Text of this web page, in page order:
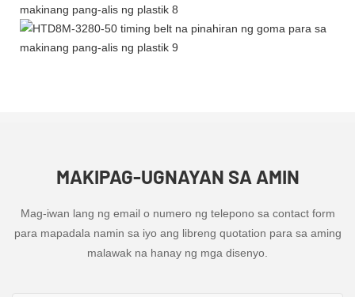
MAKIPAG-UGNAYAN SA AMIN
Mag-iwan lang ng email o numero ng telepono sa contact form
para mapadala namin sa iyo ang libreng quotation para sa aming
malawak na hanay ng mga disenyo.